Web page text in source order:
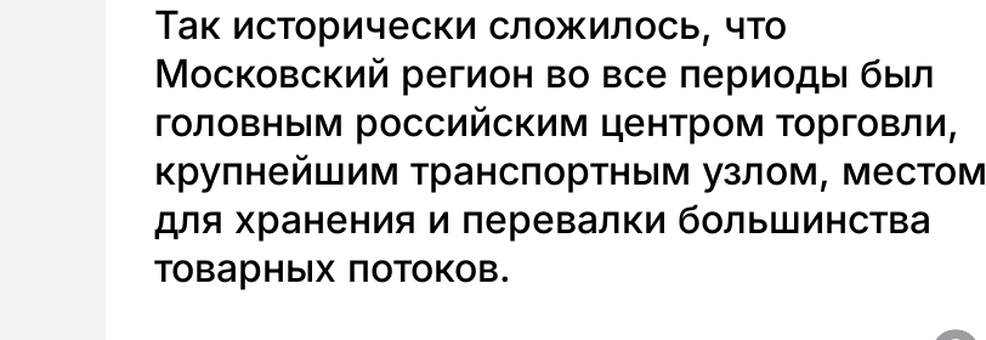
Так исторически сложилось, что
Московский регион во все периоды был
головным российским центром торговли,
крупнейшим транспортным узлом, местом
для хранения и перевалки большинства
товарных потоков.